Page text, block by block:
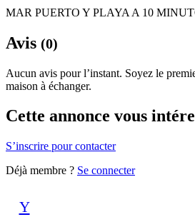
MAR PUERTO Y PLAYA A 10
Avis (0)
Aucun avis pour l’instant. Soyez le
maison à échanger.
Cette annonce vous
S’inscrire pour contacter
Déjà membre ? Se connecter
Y